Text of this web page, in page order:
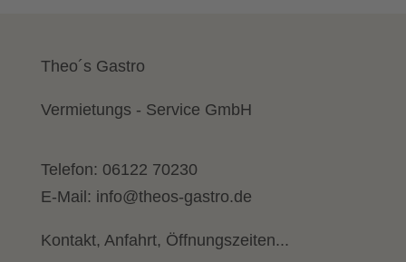
Theo´s Gastro
Vermietungs - Service GmbH
Telefon: 06122 70230
E-Mail: info@theos-gastro.de
Kontakt, Anfahrt, Öffnungszeiten...